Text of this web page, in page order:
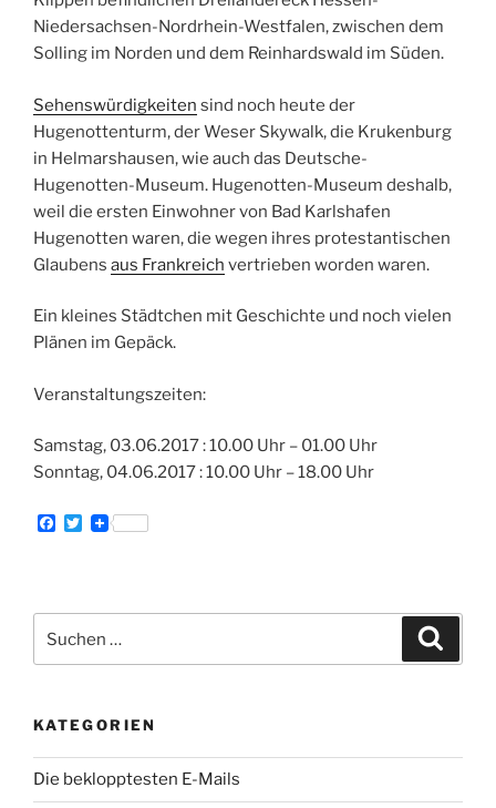
Niedersachsen-Nordrhein-Westfalen, zwischen dem
Solling im Norden und dem Reinhardswald im Süden.
Sehenswürdigkeiten sind noch heute der
Hugenottenturm, der Weser Skywalk, die Krukenburg
in Helmarshausen, wie auch das Deutsche-
Hugenotten-Museum. Hugenotten-Museum deshalb,
weil die ersten Einwohner von Bad Karlshafen
Hugenotten waren, die wegen ihres protestantischen
Glaubens aus Frankreich vertrieben worden waren.
Ein kleines Städtchen mit Geschichte und noch vielen
Plänen im Gepäck.
Veranstaltungszeiten:
Samstag, 03.06.2017 : 10.00 Uhr – 01.00 Uhr
Sonntag, 04.06.2017 : 10.00 Uhr – 18.00 Uhr
F
o
o
k
T
e
nach:
KATEGORIEN
Die beklopptesten E-Mails